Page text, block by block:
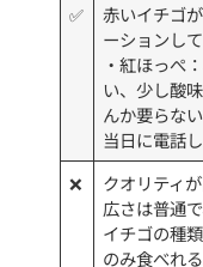
✅
赤いイチゴ
ーションし
・紅ほっぺ
い、少し酸
んか要らない
当日に電話
❌
クオリティ
広さは普通
イチゴの種
のみ食べれる